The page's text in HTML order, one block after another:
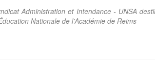
Administration et Intendance - UNSA
Nationale de l'Académie de Reims